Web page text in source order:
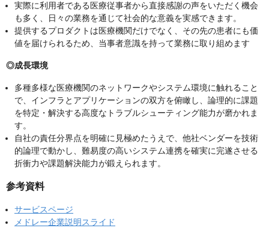
実際に利用者である医療従事者から直接感謝の声をいただく機会
も多く、日々の業務を通じて社会的な意義を実感できます。
提供するプロダクトは医療機関だけでなく、その先の患者にも価
値を届けられるため、当事者意識を持って業務に取り組めます
◎成長環境
多種多様な医療機関のネットワークやシステム環境に触れること
で、インフラとアプリケーションの双方を俯瞰し、論理的に課題
を特定・解決する高度なトラブルシューティング能力が磨かれま
す。
自社の責任分界点を明確に見極めたうえで、他社ベンダーを技術
的論理で動かし、難易度の高いシステム連携を確実に完遂させる
折衝力や課題解決能力が鍛えられます。
参考資料
サービスページ
メドレー企業説明スライド